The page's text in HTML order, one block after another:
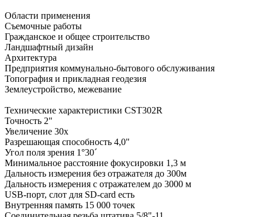
Области применения
Съемочные работы
Гражданское и общее строительство
Ландшафтный дизайн
Архитектура
Предприятия коммунально-бытового обслуживания
Топография и прикладная геодезия
Землеустройство, межевание
Технические характеристики CST302R
Точность 2"
Увеличение 30x
Разрешающая способность 4,0"
Угол поля зрения 1°30´
Минимальное расстояние фокусировки 1,3 м
Дальность измерения без отражателя до 300м
Дальность измерения с отражателем до 3000 м
USB-порт, слот для SD-card есть
Внутренняя память 15 000 точек